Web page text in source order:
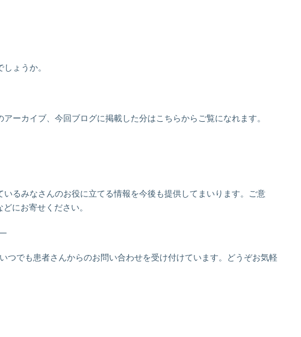
ょうか。
ーカイブ、今回ブログに掲載した分はこちらからご覧になれます。
るみなさんのお役に立てる情報を今後も提供してまいります。ご意
にお寄せください。
でも患者さんからのお問い合わせを受け付けています。どうぞお気軽